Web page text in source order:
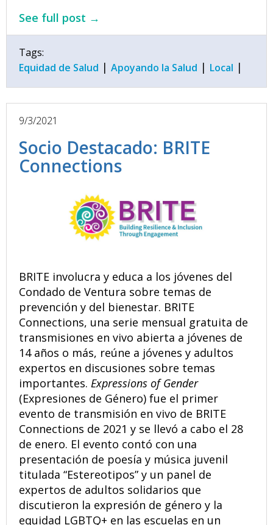
See full post →
Tags:
Equidad de Salud | Apoyando la Salud | Local |
9/3/2021
Socio Destacado: BRITE
Connections
BRITE involucra y educa a los jóvenes del
Condado de Ventura sobre temas de
prevención y del bienestar. BRITE
Connections, una serie mensual gratuita de
transmisiones en vivo abierta a jóvenes de
14 años o más, reúne a jóvenes y adultos
expertos en discusiones sobre temas
importantes. Expressions of Gender
(Expresiones de Género) fue el primer
evento de transmisión en vivo de BRITE
Connections de 2021 y se llevó a cabo el 28
de enero. El evento contó con una
presentación de poesía y música juvenil
titulada “Estereotipos” y un panel de
expertos de adultos solidarios que
discutieron la expresión de género y la
equidad LGBTQ+ en las escuelas en un